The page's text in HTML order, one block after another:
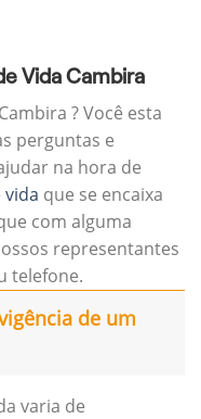
Vida Cambira
? Você esta
perguntas e
na hora de
vida que se encaixa
com alguma
representantes
telefone.
de um
varia de